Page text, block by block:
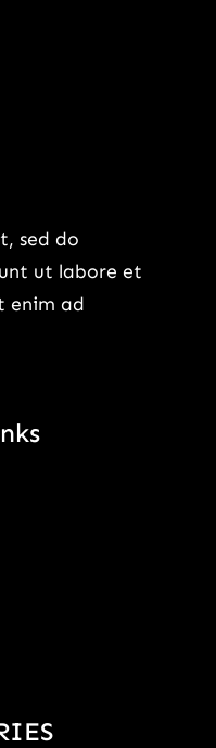
sed do
ut labore et
enim ad